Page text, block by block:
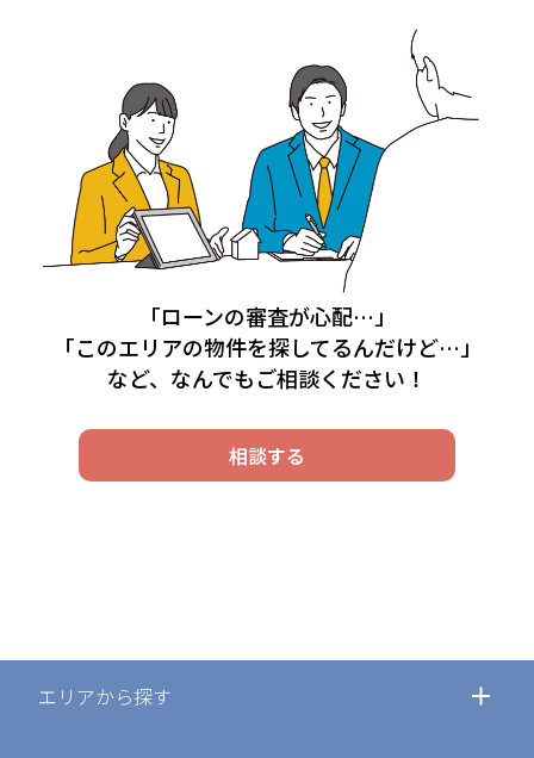
「ローンの審査が心配…」
「このエリアの物件を探してるんだけど…」
など、なんでもご相談ください！
相談する
エリアから探す